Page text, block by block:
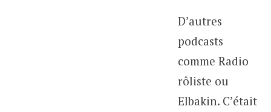
D’autres
podcasts
comme Radio
rôliste ou
Elbakin. C’était